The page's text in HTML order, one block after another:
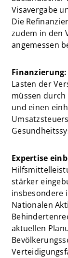
Visavergabe
Die
zudem in den
angemessen
Finanzierung:
Lasten der
müssen
und einen
Expertise
stärker
insbesondere
Nationalen
aktuellen